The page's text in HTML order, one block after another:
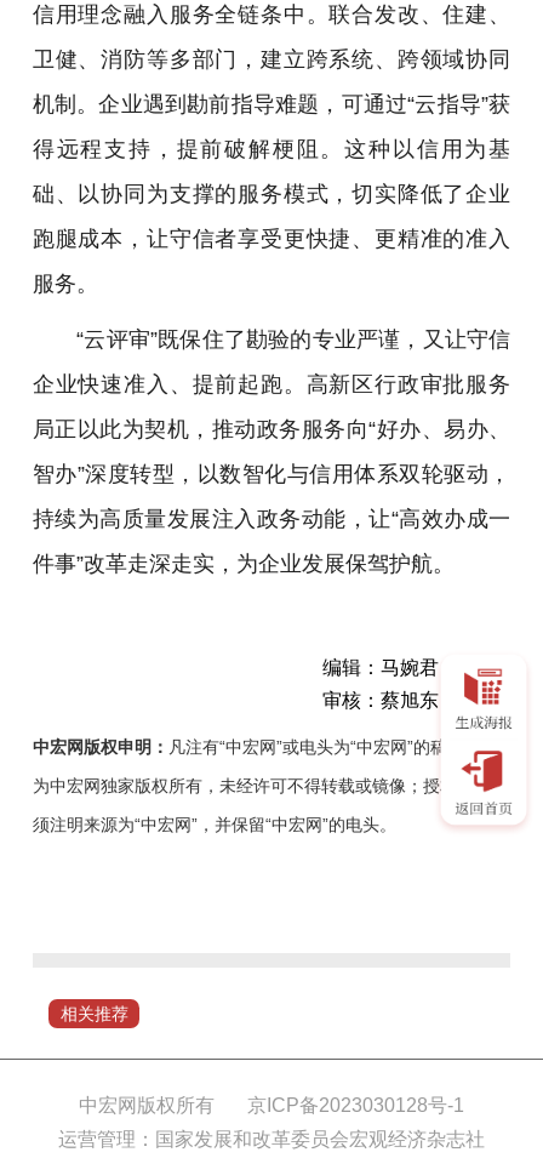
信用理念融入服务全链条中。联合发改、住建、
卫健、消防等多部门，建立跨系统、跨领域协同
机制。企业遇到勘前指导难题，可通过“云指导”获
得远程支持，提前破解梗阻。这种以信用为基
础、以协同为支撑的服务模式，切实降低了企业
跑腿成本，让守信者享受更快捷、更精准的准入
服务。
“云评审”既保住了勘验的专业严谨，又让守信
企业快速准入、提前起跑。高新区行政审批服务
局正以此为契机，推动政务服务向“好办、易办、
智办”深度转型，以数智化与信用体系双轮驱动，
持续为高质量发展注入政务动能，让“高效办成一
件事”改革走深走实，为企业发展保驾护航。
编辑：马婉君
审核：蔡旭东
中宏网版权申明： 凡注有“中宏网”或电头为“中宏网”的稿件，均
为中宏网独家版权所有，未经许可不得转载或镜像；授权转载必
须注明来源为“中宏网”，并保留“中宏网”的电头。
特
的“云
相关推荐
中宏网版权所有
京ICP备2023030128号-1
运营管理：国家发展和改革委员会宏观经济杂志社